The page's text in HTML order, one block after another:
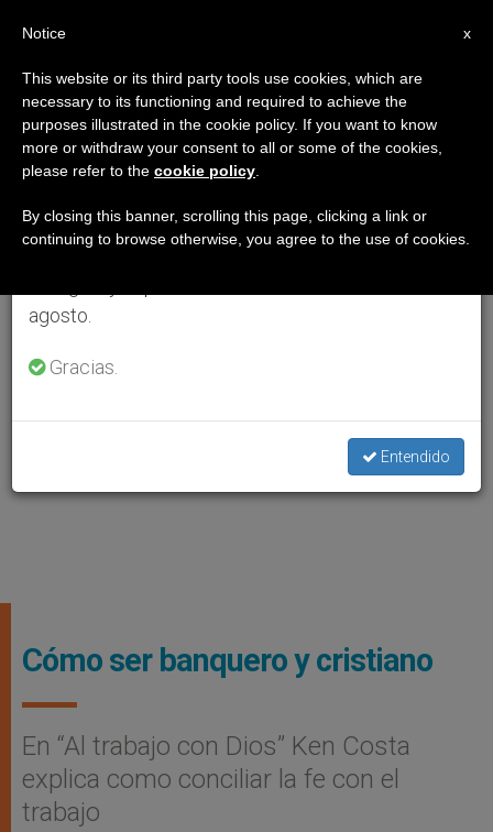
Cómo ser banquero y cristiano
En “Al trabajo con Dios” Ken Costa
explica como conciliar la fe con el
trabajo
×
Aviso importante
Del 27 de julio al 7 de agosto haremos la pausa
anual, aprovechando que en el periodo de verano
se generan menos informaciones y también el
agosto.
Gracias.
Entendido
x
Notice
This website or its third party tools use cookies, which are
necessary to its functioning and required to achieve the
purposes illustrated in the cookie policy. If you want to know
more or withdraw your consent to all or some of the cookies,
please refer to the cookie policy
By closing this banner, scrolling this page, clicking a link or
continuing to browse otherwise, you agree to the use of cookies.